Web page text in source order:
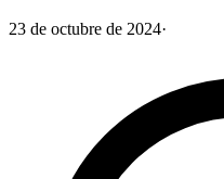
23 de octubre de 2024·